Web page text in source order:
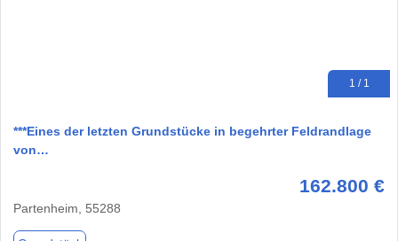
1 / 1
***Eines der letzten Grundstücke in begehrter Feldrandlage
von…
162.800 €
Partenheim, 55288